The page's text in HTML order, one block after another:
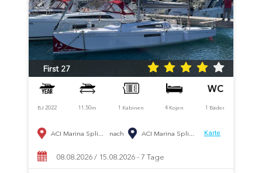
First 27
BJ 2022 11.50m 1 Kabinen 4 Kojen 1 Bäder
ACI Marina Spli... nach ACI Marina Spli... Karte
08.08.2026 / 15.08.2026 - 7 Tage